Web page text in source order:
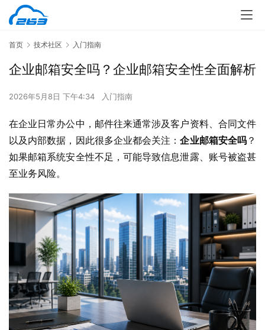
首页 技术社区 入门指南
企业邮箱安全吗？企业邮箱安全性全面解析
2026年5月8日 下午4:34 入门指南
在企业日常办公中，邮件往来通常涉及客户资料、合同文件
以及内部数据，因此很多企业都会关注：企业邮箱安全吗 ？
如果邮箱系统安全性不足，可能导致信息泄露、账号被盗甚
至业务风险。